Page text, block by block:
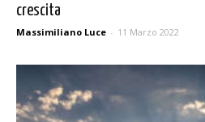
crescita
Massimiliano Luce - 11 Marzo 2022